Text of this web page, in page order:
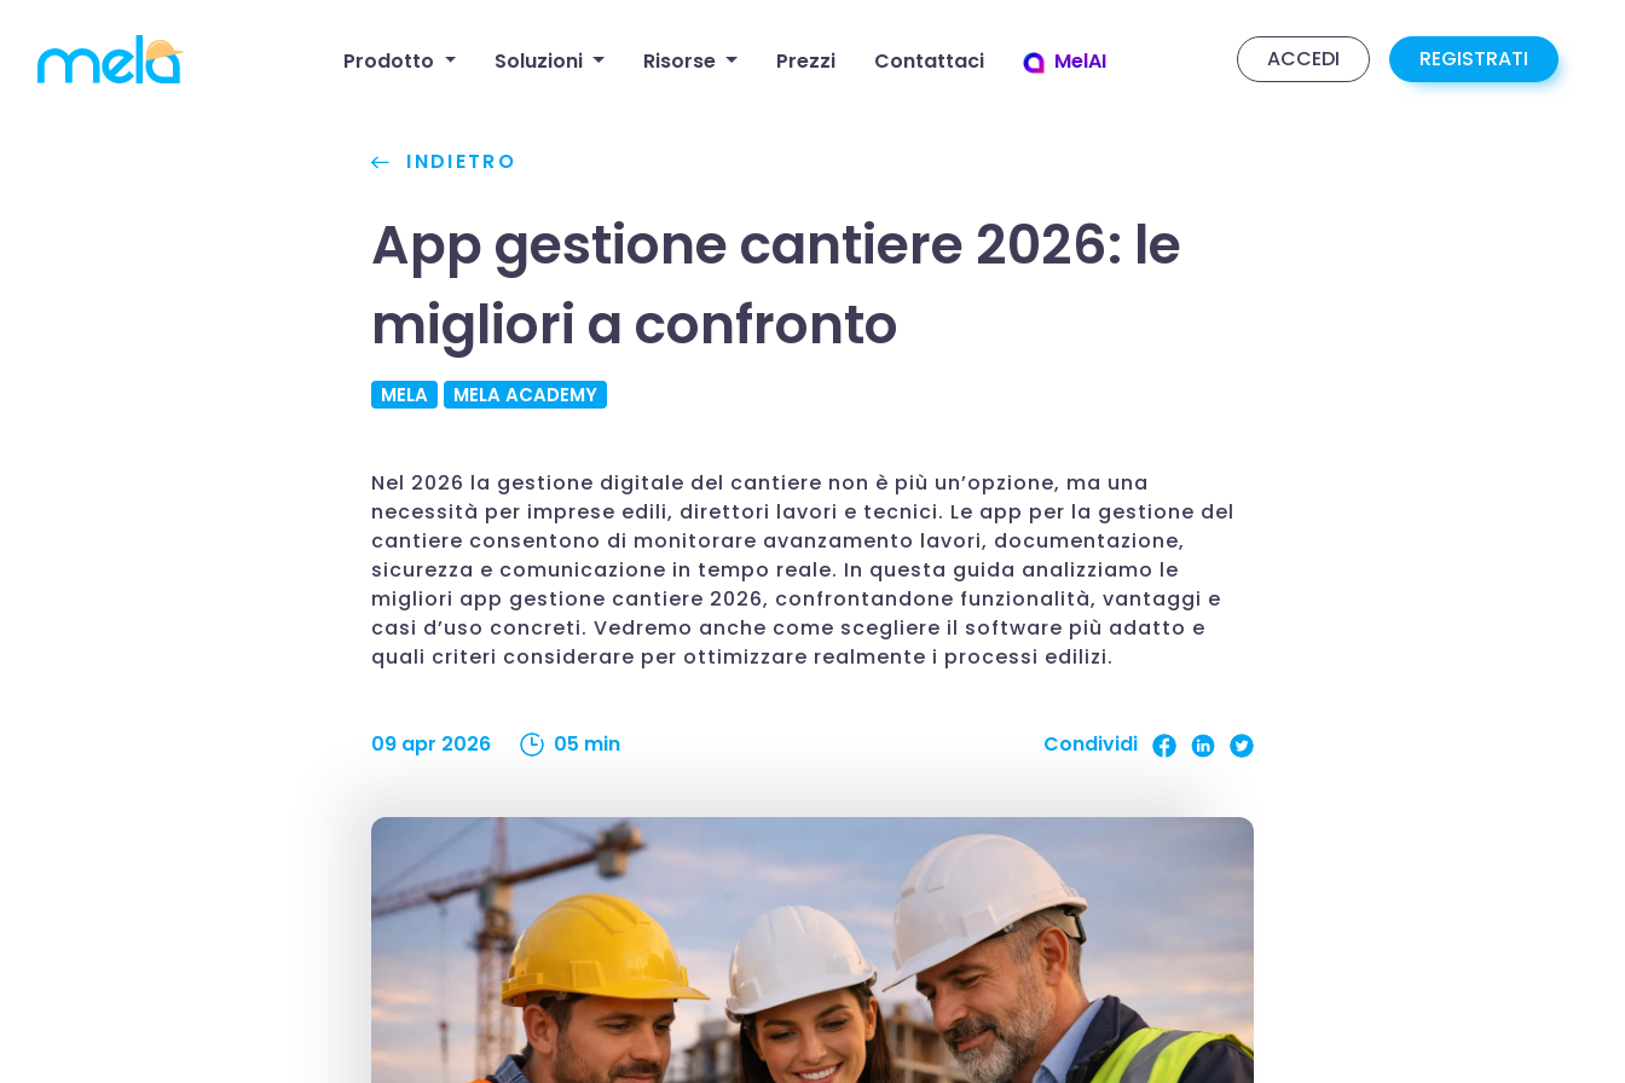
Prodotto Soluzioni Risorse Prezzi Contattaci MelAI ACCEDI REGISTRATI
INDIETRO
App gestione cantiere 2026: le
migliori a confronto
MELA MELA ACADEMY
Nel 2026 la gestione digitale del cantiere non è più un’opzione, ma una
necessità per imprese edili, direttori lavori e tecnici. Le app per la gestione del
cantiere consentono di monitorare avanzamento lavori, documentazione,
sicurezza e comunicazione in tempo reale. In questa guida analizziamo le
migliori app gestione cantiere 2026, confrontandone funzionalità, vantaggi e
casi d’uso concreti. Vedremo anche come scegliere il software più adatto e
quali criteri considerare per ottimizzare realmente i processi edilizi.
09 apr 2026 05 min Condividi